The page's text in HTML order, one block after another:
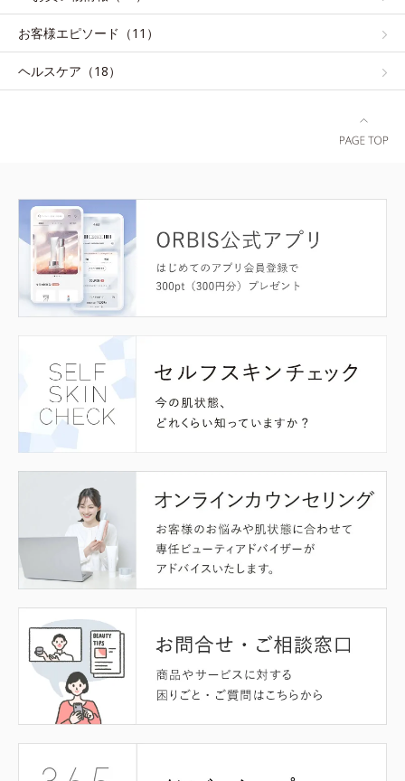
お客様エピソード（11）
ヘルスケア（18）